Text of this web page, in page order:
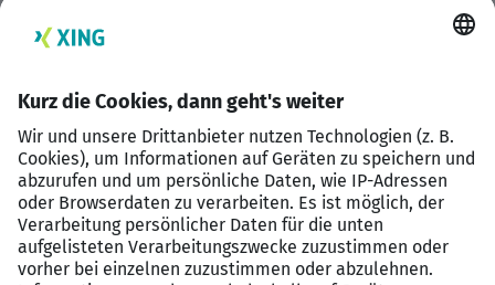
Abteilungsübergreifender Dialog: Sie beraten das
Optimierung der Verweildauer- und
Behandlungsdokumentation.
Qualifikationen:
Berufsabschluss im medizinischen, pflegenden
oder gesundheitsverwaltenden Bereich mit
Berufserfahrung in der Kodierung (idealerweise in